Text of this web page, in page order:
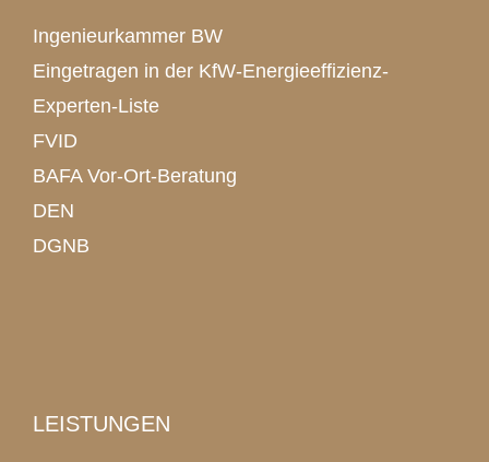
Ingenieurkammer BW
Eingetragen in der KfW-Energieeffizienz-
Experten-Liste
FVID
BAFA Vor-Ort-Beratung
DEN
DGNB
LEISTUNGEN